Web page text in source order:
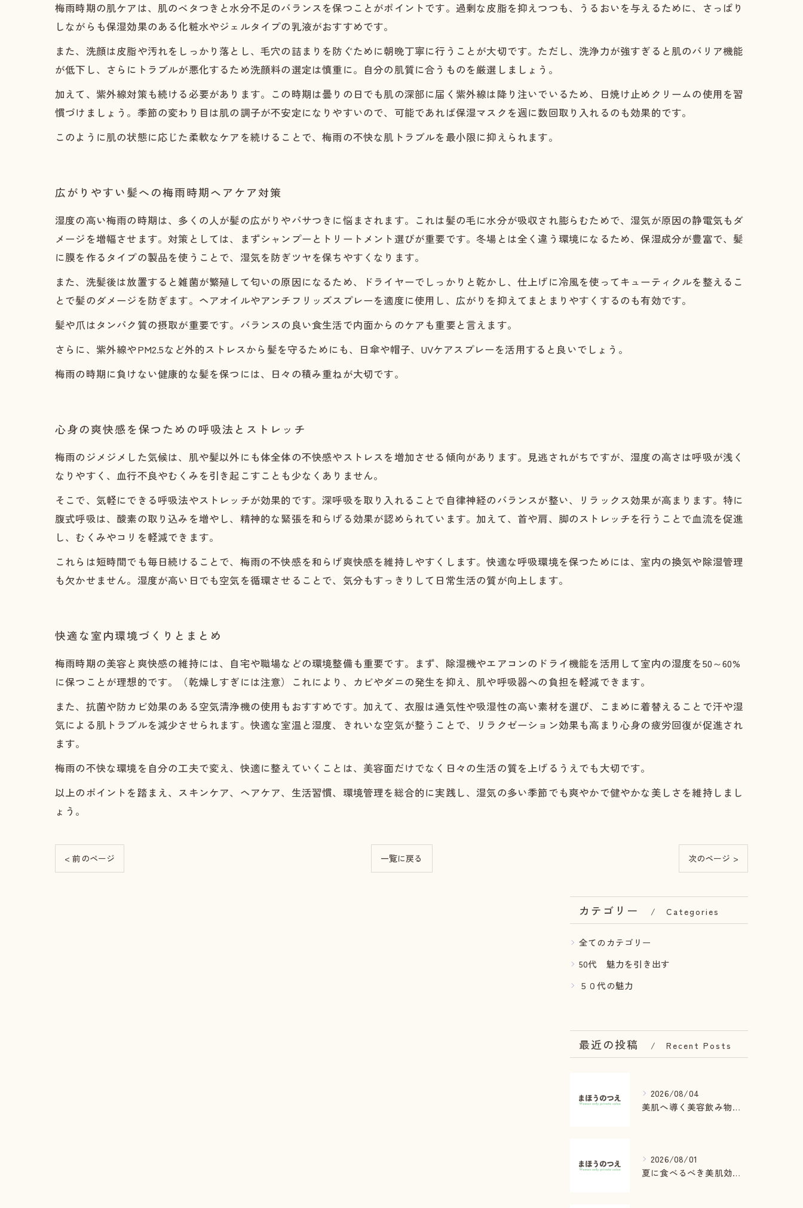
梅雨時期の肌ケアは、肌のベタつきと水分不足のバランスを保つことがポイントです。過剰な皮脂を抑えつつも、うるおいを与えるために、さっぱり
しながらも保湿効果のある化粧水やジェルタイプの乳液がおすすめです。
また、洗顔は皮脂や汚れをしっかり落とし、毛穴の詰まりを防ぐために朝晩丁寧に行うことが大切です。ただし、洗浄力が強すぎると肌のバリア機能
が低下し、さらにトラブルが悪化するため洗顔料の選定は慎重に。自分の肌質に合うものを厳選しましょう。
加えて、紫外線対策も続ける必要があります。この時期は曇りの日でも肌の深部に届く紫外線は降り注いでいるため、日焼け止めクリームの使用を習
慣づけましょう。季節の変わり目は肌の調子が不安定になりやすいので、可能であれば保湿マスクを週に数回取り入れるのも効果的です。
このように肌の状態に応じた柔軟なケアを続けることで、梅雨の不快な肌トラブルを最小限に抑えられます。
広がりやすい髪への梅雨時期ヘアケア対策
湿度の高い梅雨の時期は、多くの人が髪の広がりやパサつきに悩まされます。これは髪の毛に水分が吸収され膨らむためで、湿気が原因の静電気もダ
メージを増幅させます。対策としては、まずシャンプーとトリートメント選びが重要です。冬場とは全く違う環境になるため、保湿成分が豊富で、髪
に膜を作るタイプの製品を使うことで、湿気を防ぎツヤを保ちやすくなります。
また、洗髪後は放置すると雑菌が繁殖して匂いの原因になるため、ドライヤーでしっかりと乾かし、仕上げに冷風を使ってキューティクルを整えるこ
とで髪のダメージを防ぎます。ヘアオイルやアンチフリッズスプレーを適度に使用し、広がりを抑えてまとまりやすくするのも有効です。
髪や爪はタンパク質の摂取が重要です。バランスの良い食生活で内面からのケアも重要と言えます。
さらに、紫外線やPM2.5など外的ストレスから髪を守るためにも、日傘や帽子、UVケアスプレーを活用すると良いでしょう。
梅雨の時期に負けない健康的な髪を保つには、日々の積み重ねが大切です。
心身の爽快感を保つための呼吸法とストレッチ
梅雨のジメジメした気候は、肌や髪以外にも体全体の不快感やストレスを増加させる傾向があります。見逃されがちですが、湿度の高さは呼吸が浅く
なりやすく、血行不良やむくみを引き起こすことも少なくありません。
そこで、気軽にできる呼吸法やストレッチが効果的です。深呼吸を取り入れることで自律神経のバランスが整い、リラックス効果が高まります。特に
腹式呼吸は、酸素の取り込みを増やし、精神的な緊張を和らげる効果が認められています。加えて、首や肩、脚のストレッチを行うことで血流を促進
し、むくみやコリを軽減できます。
これらは短時間でも毎日続けることで、梅雨の不快感を和らげ爽快感を維持しやすくします。快適な呼吸環境を保つためには、室内の換気や除湿管理
も欠かせません。湿度が高い日でも空気を循環させることで、気分もすっきりして日常生活の質が向上します。
快適な室内環境づくりとまとめ
梅雨時期の美容と爽快感の維持には、自宅や職場などの環境整備も重要です。まず、除湿機やエアコンのドライ機能を活用して室内の湿度を50～60%
に保つことが理想的です。（乾燥しすぎには注意）これにより、カビやダニの発生を抑え、肌や呼吸器への負担を軽減できます。
また、抗菌や防カビ効果のある空気清浄機の使用もおすすめです。加えて、衣服は通気性や吸湿性の高い素材を選び、こまめに着替えることで汗や湿
気による肌トラブルを減少させられます。快適な室温と湿度、きれいな空気が整うことで、リラクゼーション効果も高まり心身の疲労回復が促進され
ます。
梅雨の不快な環境を自分の工夫で変え、快適に整えていくことは、美容面だけでなく日々の生活の質を上げるうえでも大切です。
以上のポイントを踏まえ、スキンケア、ヘアケア、生活習慣、環境管理を総合的に実践し、湿気の多い季節でも爽やかで健やかな美しさを維持しまし
ょう。
< 前のページ 一覧に戻る 次のページ >
カテゴリー Categories
全てのカテゴリー
50代 魅力を引き出す
５０代の魅力
最近の投稿 Recent Posts
2026/08/04
美肌へ導く美容飲み物と癒しの秘密
2026/08/01
夏に食べるべき美肌効果食材